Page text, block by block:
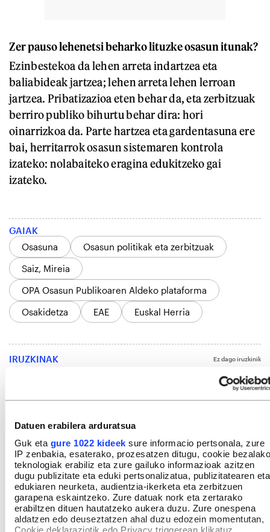
Datuen erabilera arduratsua
Guk eta gure 1022 kideek sure informacio pertsonala, zure
IP zenbakia, esaterako, prozesatzen ditugu, cookie bezalako
teknologiak erabiliz eta zure gailuko informazioak azitzen
dugu publizitate eta eduki pertsonalizatua, publizitatearen eta
edukiaren neurketa, audientzia-ikerketa eta zerbitzuen
garapena eskaintzeko. Zure datuak nork eta zertarako
erabiltzen dituen hautatzeko aukera duzu. Zure onespena
aldatzen edo deuseztatzen ahal duzu edozein momentutan,
Cookie deklaraziotik edo Privacy triggerean klikatuz.
Zer pauso lehenetsi beharko lituzke osasun itunak?
Ezinbestekoa da lehen arreta indartzea eta
baliabideak jartzea; lehen arreta lehen lerroan
jartzea. Pribatizazioa eten behar da, eta zerbitzuak
berriro publiko bihurtu behar dira: hori
oinarrizkoa da. Parte hartzea eta gardentasuna ere
bai, herritarrok osasun sistemaren kontrola
izateko: nolabaiteko eragina edukitzeko gai
izateko.
GAIAK
Osasuna
Osasun politikak eta zerbitzuak
Saiz, Mireia
OPA Osasun Publikoaren Aldeko plataforma
Osakidetza
EAE Euskal Herria
IRUZKINAK Ez dago iruzkinik